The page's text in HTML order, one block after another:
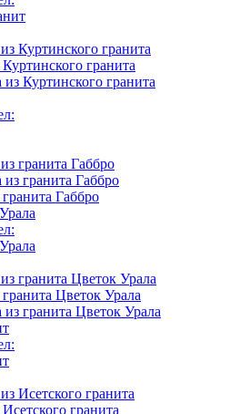
Куртинского гранита
гранита
из Куртинского гранита
гранита Габбро
из гранита Габбро
Габбро
гранита Цветок Урала
Цветок Урала
из гранита Цветок Урала
Исетского гранита
гранита